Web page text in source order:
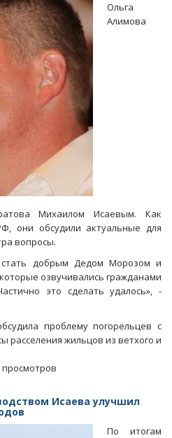
Ольга
Алимова
Михаилом Исаевым. Как
они обсудили актуальные для
вопросы.
стать добрым Дедом Морозом и
озвучивались гражданами
это сделать удалось», -
проблему погорельцев с
расселения жильцов из ветхого и
просмотров
Исаева улучшил
По итогам